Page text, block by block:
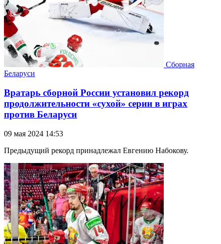
Сборная
Беларуси
Вратарь сборной России установил рекорд
продолжительности «сухой» серии в играх
против Беларуси
09 мая 2024 14:53
Предыдущий рекорд принадлежал Евгению Набокову.